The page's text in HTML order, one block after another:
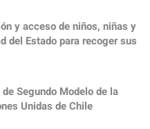
y acceso de niños, niñas y
del Estado para recoger sus
Segundo Modelo de la
Unidas de Chile